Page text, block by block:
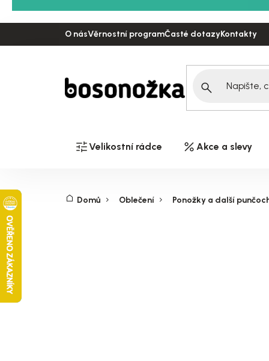
na
O násVěrnostní programČasté dotazyKontakty
Velikostní rádce Akce a slevy
Domů Oblečení Ponožky a další